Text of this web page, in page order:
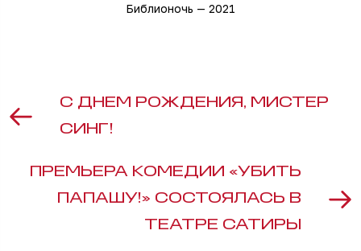
Библионочь — 2021
С ДНЕМ РОЖДЕНИЯ, МИСТЕР
СИНГ!
ПРЕМЬЕРА КОМЕДИИ «УБИТЬ
ПАПАШУ!» СОСТОЯЛАСЬ В
ТЕАТРЕ САТИРЫ